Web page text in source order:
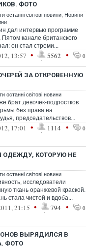
ФОТО
останні світові новини Новини
дал интервью программе
канале британского
он стал стреми...
13:57 • 5562 • 0
ЗА ОТКРОВЕННУЮ
останні світові новини
брат девочек-подростков
без права на
председательствов...
17:01 • 1114 • 0
КОТОРУЮ НЕ
останні світові новини
исследователи
ткань оранжевой краской.
стала чистой и вдоба...
21:15 • 794 • 0
ВЫРЯДИЛСЯ В
ФОТО